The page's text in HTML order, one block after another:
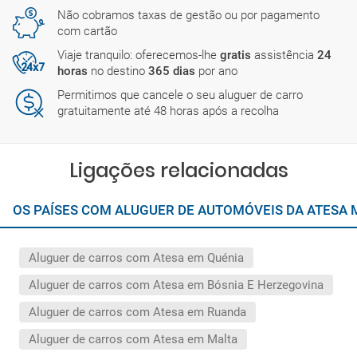
Não cobramos taxas de gestão ou por pagamento
com cartão
Viaje tranquilo: oferecemos-lhe gratis assistência 24
horas no destino 365 dias por ano
Permitimos que cancele o seu aluguer de carro
gratuitamente até 48 horas após a recolha
Ligações relacionadas
OS PAÍSES COM ALUGUER DE AUTOMÓVEIS DA ATESA
Aluguer de carros com Atesa em Quénia
Aluguer de carros com Atesa em Bósnia E Herzegovina
Aluguer de carros com Atesa em Ruanda
Aluguer de carros com Atesa em Malta